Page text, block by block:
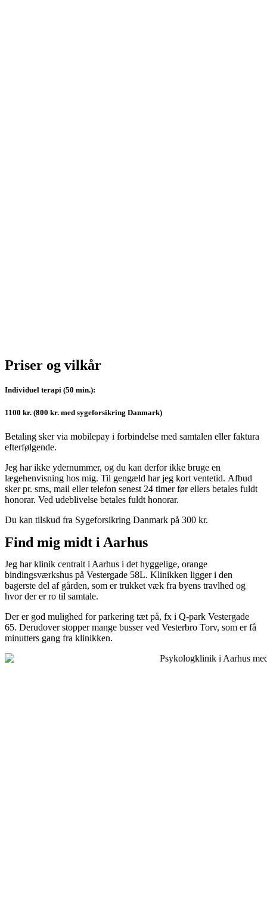
Priser og vilkår
Individuel terapi (50 min.):
1100 kr. (800 kr. med sygeforsikring Danmark)
Betaling sker via mobilepay i forbindelse med samtalen eller faktura
efterfølgende.
Jeg har ikke ydernummer, og du kan derfor ikke bruge en
lægehenvisning hos mig. Til gengæld har jeg kort ventetid. Afbud
sker pr. sms, mail eller telefon senest 24 timer før ellers betales fuldt
honorar. Ved udeblivelse betales fuldt honorar.
Du kan tilskud fra Sygeforsikring Danmark på 300 kr.
Find mig midt i Aarhus
Jeg har klinik centralt i Aarhus i det hyggelige, orange
bindingsværkshus på Vestergade 58L. Klinikken ligger i den
bagerste del af gården, som er trukket væk fra byens travlhed og
hvor der er ro til samtale.
Der er god mulighed for parkering tæt på, fx i Q-park Vestergade
65. Derudover stopper mange busser ved Vesterbro Torv, som er få
minutters gang fra klinikken.